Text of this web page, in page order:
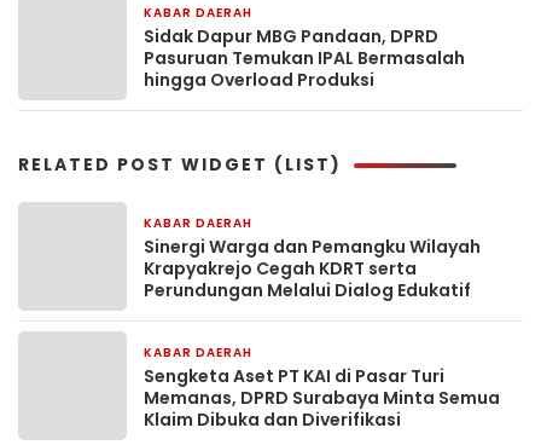
KABAR DAERAH
Sidak Dapur MBG Pandaan, DPRD
Pasuruan Temukan IPAL Bermasalah
hingga Overload Produksi
RELATED POST WIDGET (LIST)
KABAR DAERAH
Sinergi Warga dan Pemangku Wilayah
Krapyakrejo Cegah KDRT serta
Perundungan Melalui Dialog Edukatif
KABAR DAERAH
Sengketa Aset PT KAI di Pasar Turi
Memanas, DPRD Surabaya Minta Semua
Klaim Dibuka dan Diverifikasi